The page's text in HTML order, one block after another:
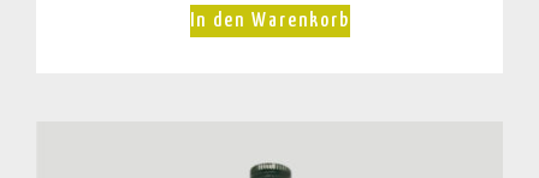
In den Warenkorb